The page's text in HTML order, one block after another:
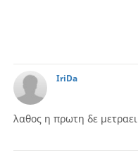
IriDa
λαθος η πρωτη δε μετραει